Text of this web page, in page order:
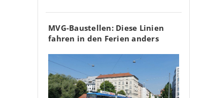
MVG-Baustellen: Diese Linien
fahren in den Ferien anders